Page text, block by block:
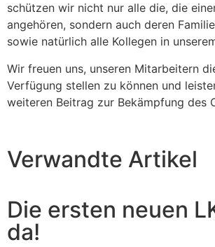
schützen wir nicht nur alle die, die
angehören, sondern auch deren
sowie natürlich alle Kollegen in
Wir freuen uns, unseren Mitarbeitern
Verfügung stellen zu können und
weiteren Beitrag zur Bekämpfung des
Verwandte Artikel
Die ersten neuen
da!